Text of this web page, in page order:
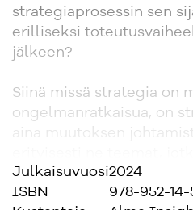
strategiaprosessin sen
erilliseksi
jälkeen?
Siinä missä strategia on
ongelmanratkaisua, on
aina muutoksen
strategian ja muutoksen
kannalta. Kirja tarjoaa
Julkaisuvuosi2024
ISBN
978-952-